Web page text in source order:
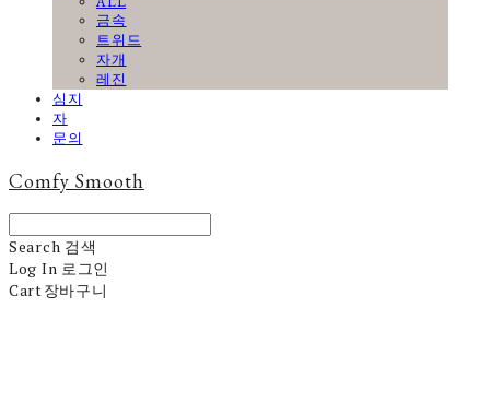
금속
트위드
자개
레진
심지
자
문의
Comfy Smooth
Search 검색
Log In 로그인
Cart장바구니